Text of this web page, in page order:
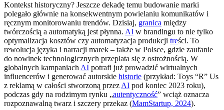
Kontekst historyczny? Jeszcze dekadę temu budowanie marki
polegało głównie na konsekwentnym powielaniu komunikatów i
ręcznym monitorowaniu trendów. Dzisiaj, granica między
twórczością a automatyką jest płynna. AI w brandingu to nie tylko
optymalizacja kosztów czy automatyzacja produkcji treści. To
rewolucja języka i narracji marek – także w Polsce, gdzie zaufanie
do nowinek technologicznych przeplata się z ostrożnością. W
globalnych kampaniach AI potrafi już prowadzić wirtualnych
influencerów i generować autorskie historie (przykład: Toys “R” Us
z reklamą w całości stworzoną przez AI pod koniec 2023 roku),
podczas gdy na rodzimym rynku „autentyczność” wciąż oznacza
rozpoznawalną twarz i szczery przekaz (MamStartup, 2024).